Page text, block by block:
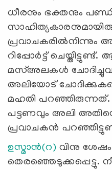
ധീരനും ഭക്തനും
റിപ്പോര്‍ട്ട്
മസ്അലകള്‍
അലിയോട്
മഹതി പറഞ്ഞിരുന്നത്.
പട്ടണവും അലി
പ്രവാചകന്‍
ഉസ്മാന്‍(റ) വിനു
തെരഞ്ഞെടുക്കപ്പെട്ടു.